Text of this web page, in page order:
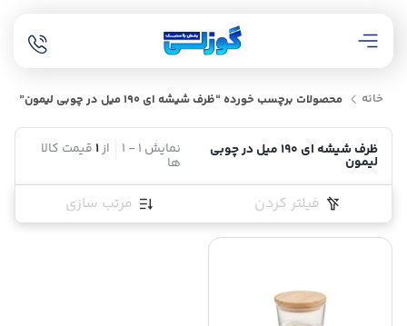
خانه محصولات برچسب خورده “ظرف شیشه ای 190 میل در چوبی لیمون”
ظرف شیشه ای 190 میل در چوبی
لیمون
نمایش 1
-
1 از1قیمت کالا
ها
فیلتر کردن مرتب سازی